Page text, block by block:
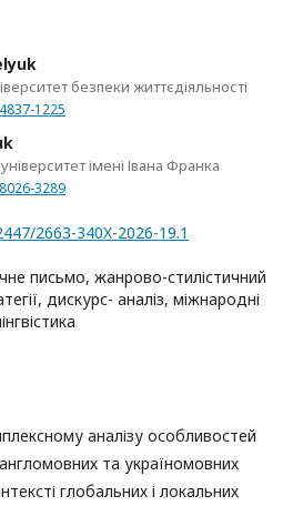
безпеки життєдіяльності
1225
імені Івана Франка
3289
2663-340X-2026-19.1
письмо, жанрово-стилістичний
дискурс- аналіз, міжнародні
аналізу особливостей
та україномовних
глобальних і локальних